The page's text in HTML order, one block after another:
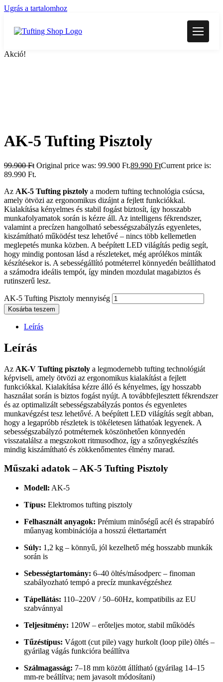
Ugrás a tartalomhoz
Akció!
AK-5 Tufting Pisztoly
99.900Ft Original price was: 99.900 Ft.89.990 FtCurrent price is:
89.990 Ft.
Az AK-5 Tufting pisztoly a modern tufting technológia csúcsa,
amely ötvözi az ergonomikus dizájnt a fejlett funkciókkal.
Kialakítása kényelmes és stabil fogást biztosít, így hosszabb
munkafolyamatok során is kézre áll. Az intelligens fékrendszer,
valamint a precízen hangolható sebességszabályzás egyenletes,
kiszámítható működést tesz lehetővé – nincs több kellemetlen
meglepetés munka közben. A beépített LED világítás pedig segít,
hogy mindig pontosan lásd a részleteket, még aprólékos minták
készítésekor is. A sebességállító potméterrel könnyedén beállíthatod
a számodra ideális tempót, így minden mozdulat magabiztos és
rutinszerű lesz.
AK-5 Tufting Pisztoly mennyiség
Kosárba teszem
Leírás
Leírás
Az AK-V Tufting pisztoly a legmodernebb tufting technológiát
képviseli, amely ötvözi az ergonomikus kialakítást a fejlett
funkciókkal. Kialakítása kézre álló és kényelmes, így hosszabb
használat során is biztos fogást nyújt. A továbbfejlesztett fékrendszer
és az optimalizált sebességszabályzás pontos és egyenletes
munkavégzést tesz lehetővé. A beépített LED világítás segít abban,
hogy a legapróbb részletek is tökéletesen láthatóak legyenek. A
sebességszabályzó potméternek köszönhetően könnyedén
visszatalálsz a megszokott ritmusodhoz, így a szőnyegkészítés
mindig kiszámítható és zökkenőmentes élmény marad.
Műszaki adatok – AK-5 Tufting Pisztoly
Modell: AK-5
Típus: Elektromos tufting pisztoly
Felhasznált anyagok: Prémium minőségű acél és strapabíró
műanyag kombinációja a hosszú élettartamért
Súly: 1,2 kg – könnyű, jól kezelhető még hosszabb munkák
során is
Sebességtartomány: 6–40 öltés/másodperc – finoman
szabályozható tempó a precíz munkavégzéshez
Tápellátás: 110–220V / 50–60Hz, kompatibilis az EU
szabvánnyal
Teljesítmény: 120W – erőteljes motor, stabil működés
Tűzéstípus: Vágott (cut pile) vagy hurkolt (loop pile) öltés –
gyárilag vágás funkcióra beállítva
Szálmagasság: 7–18 mm között állítható (gyárilag 14–15
mm-re beállítva; nem javasolt módosítani)